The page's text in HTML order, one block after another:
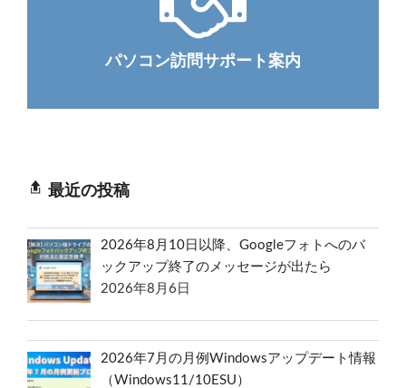
パソコン訪問サポート案内
最近の投稿
2026年8月10日以降、Googleフォトへのバ
ックアップ終了のメッセージが出たら
2026年8月6日
2026年7月の月例Windowsアップデート情報
（Windows11/10ESU）